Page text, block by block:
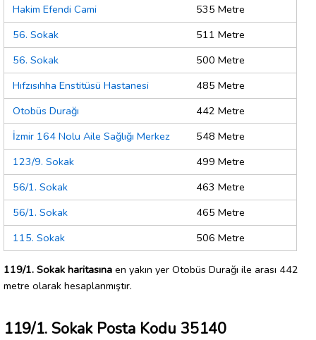
Hakim Efendi Cami
535 Metre
56. Sokak
511 Metre
56. Sokak
500 Metre
Hıfzısıhha Enstitüsü Hastanesi
485 Metre
Otobüs Durağı
442 Metre
İzmir 164 Nolu Aile Sağlığı Merkez
548 Metre
123/9. Sokak
499 Metre
56/1. Sokak
463 Metre
56/1. Sokak
465 Metre
115. Sokak
506 Metre
119/1. Sokak haritasına en yakın yer Otobüs Durağı ile arası 442
metre olarak hesaplanmıştır.
119/1. Sokak Posta Kodu 35140